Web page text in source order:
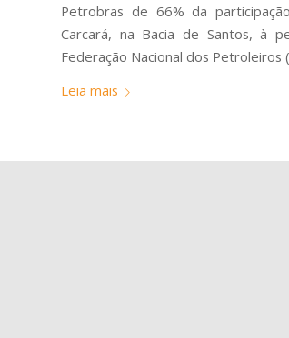
Petrobras de 66% da
Carcará, na Bacia de Santos, à
Federação Nacional dos Petroleiros
Leia mais